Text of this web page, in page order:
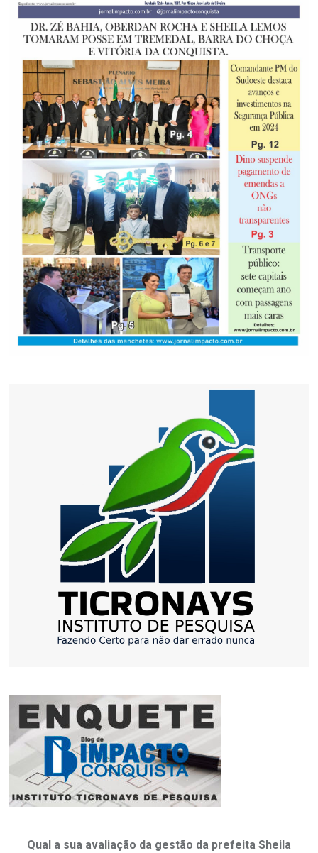
Qual a sua avaliação da gestão da prefeita Sheila